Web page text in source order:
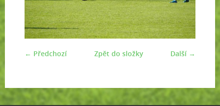
← Předchozí Další →
Zpět do složky